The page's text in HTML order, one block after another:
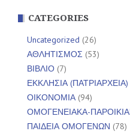
CATEGORIES
Uncategorized (26)
ΑΘΛΗΤΙΣΜΟΣ (53)
ΒΙΒΛΙΟ (7)
ΕΚΚΛΗΣΙΑ (ΠΑΤΡΙΑΡΧΕΙΑ)
ΟΙΚΟΝΟΜΙΑ(94)
ΟΜΟΓΕΝΕΙΑΚΑ-
ΠΑΙΔΕΙΑ ΟΜΟΓΕΝΩΝ (78)